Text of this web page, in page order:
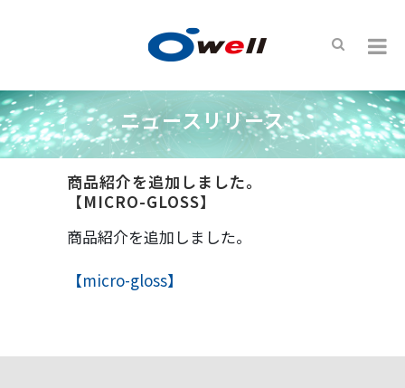
ニュースリリース
商品紹介を追加しました。
【MICRO-GLOSS】
商品紹介を追加しました。
【micro-gloss】